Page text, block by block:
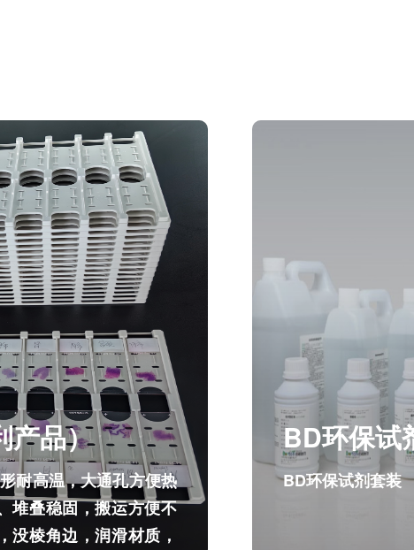
产品）
耐高温，大通孔方便热
堆叠稳固，搬运方便不
没棱角边，润滑材质，
BD环保试
BD环保试剂套装